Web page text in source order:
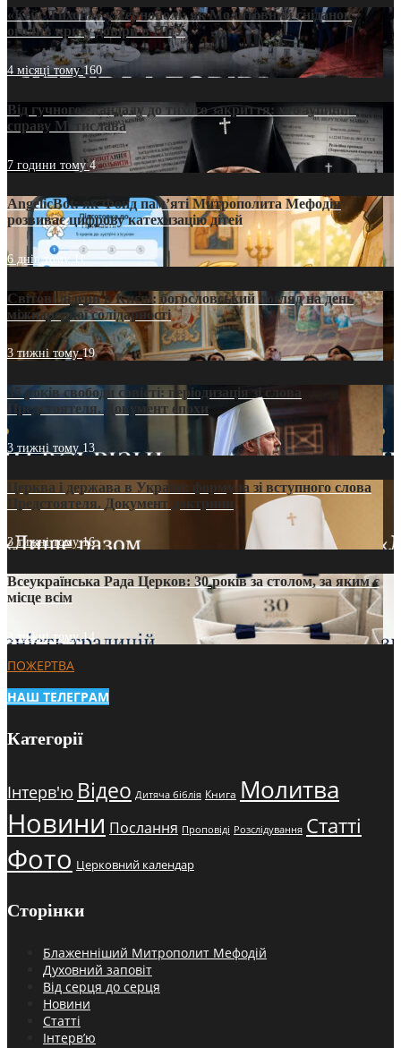
«Кейс Тихона» у Тернополі: як Молитовний сніданок
оголив кризу довіри в ПЦУ
4 місяці тому160
Від гучного скандалу до тихого закриття: хто зупинив
справу Мстислава
7 години тому4
AngelicBot: як Фонд пам’яті Митрополита Мефодія
розвиває цифрову катехизацію дітей
6 днів тому11
Світові лідери в Києві: богословський погляд на день
міжнародної солідарності
3 тижні тому19
35 років свободи совісті: періодизація зі слова
Предстоятеля. Документ епохи
3 тижні тому 13
Церква і держава в Україні: формула зі вступного слова
Предстоятеля. Документ доктрини
3 тижні тому16
Всеукраїнська Рада Церков: 30 років за столом, за яким є
місце всім
3 тижні тому14
ПОЖЕРТВА
НАШ ТЕЛЕГРАМ
Категорії
Інтерв'ю Відео Дитяча біблія Книга Молитва
Новини Послання Проповіді Розслідування Статті
Фото Церковний календар
Сторінки
Блаженніший Митрополит Мефодій
Духовний заповіт
Від серця до серця
Новини
Статті
Інтерв’ю